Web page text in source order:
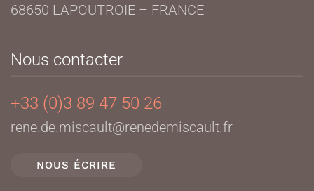
68650 LAPOUTROIE – FRANCE
Nous contacter
+33 (0)3 89 47 50 26
rene.de.miscault@renedemiscault.fr
NOUS ÉCRIRE